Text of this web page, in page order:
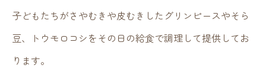
子どもたちがさやむきや皮むきしたグリンピースやそら
豆、トウモロコシをその日の給食で調理して提供してお
ります。